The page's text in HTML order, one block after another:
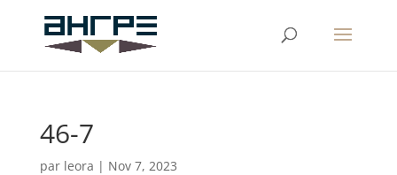
46-7
par leora | Nov 7, 2023